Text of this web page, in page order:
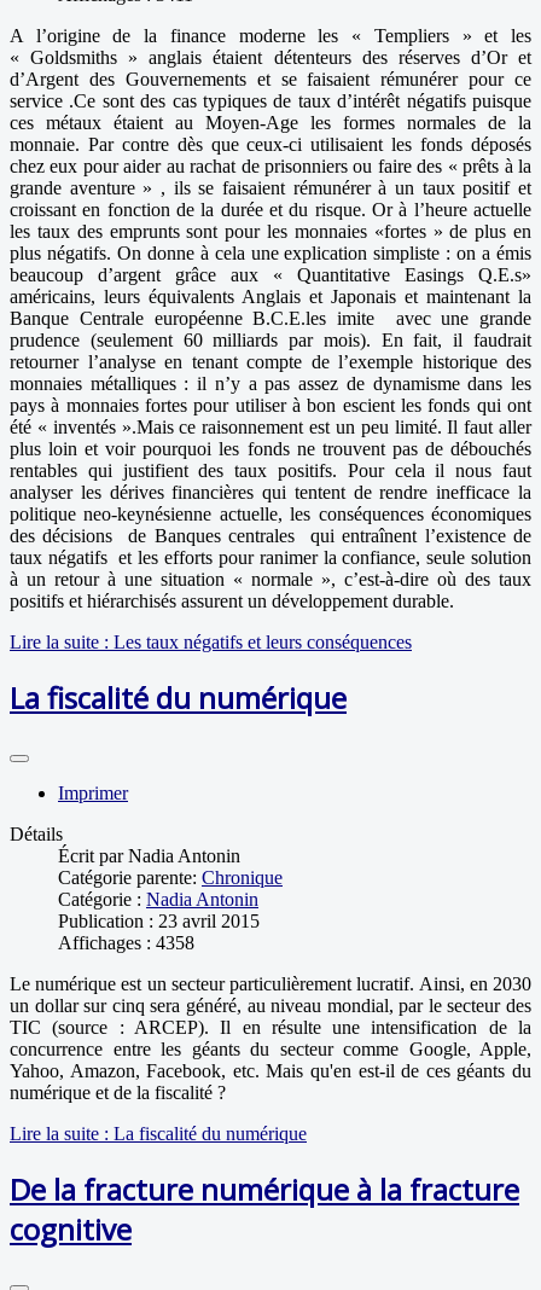
A l’origine de la finance moderne les « Templiers » et les
« Goldsmiths » anglais étaient détenteurs des réserves d’Or et
d’Argent des Gouvernements et se faisaient rémunérer pour ce
service .Ce sont des cas typiques de taux d’intérêt négatifs puisque
ces métaux étaient au Moyen-Age les formes normales de la
monnaie. Par contre dès que ceux-ci utilisaient les fonds déposés
chez eux pour aider au rachat de prisonniers ou faire des « prêts à la
grande aventure » , ils se faisaient rémunérer à un taux positif et
croissant en fonction de la durée et du risque. Or à l’heure actuelle
les taux des emprunts sont pour les monnaies «fortes » de plus en
plus négatifs. On donne à cela une explication simpliste : on a émis
beaucoup d’argent grâce aux « Quantitative Easings Q.E.s»
américains, leurs équivalents Anglais et Japonais et maintenant la
Banque Centrale européenne B.C.E.les imite avec une grande
prudence (seulement 60 milliards par mois). En fait, il faudrait
retourner l’analyse en tenant compte de l’exemple historique des
monnaies métalliques : il n’y a pas assez de dynamisme dans les
pays à monnaies fortes pour utiliser à bon escient les fonds qui ont
été « inventés ».Mais ce raisonnement est un peu limité. Il faut aller
plus loin et voir pourquoi les fonds ne trouvent pas de débouchés
rentables qui justifient des taux positifs. Pour cela il nous faut
analyser les dérives financières qui tentent de rendre inefficace la
politique neo-keynésienne actuelle, les conséquences économiques
des décisions de Banques centrales qui entraînent l’existence de
taux négatifs et les efforts pour ranimer la confiance, seule solution
à un retour à une situation « normale », c’est-à-dire où des taux
positifs et hiérarchisés assurent un développement durable.
Lire la suite : Les taux négatifs et leurs conséquences
La fiscalité du numérique
Imprimer
Détails
Écrit parNadia Antonin
Catégorie parente: Chronique
Catégorie : Nadia Antonin
Publication : 23 avril 2015
Affichages : 4358
Le numérique est un secteur particulièrement lucratif. Ainsi, en 2030
un dollar sur cinq sera généré, au niveau mondial, par le secteur des
TIC (source : ARCEP). Il en résulte une intensification de la
concurrence entre les géants du secteur comme Google, Apple,
Yahoo, Amazon, Facebook, etc. Mais qu'en est-il de ces géants du
numérique et de la fiscalité ?
Lire la suite : La fiscalité du numérique
De la fracture numérique à la fracture
cognitive